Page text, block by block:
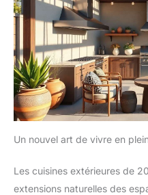
Un nouvel art de vivre en
Les cuisines extérieures de
extensions naturelles des